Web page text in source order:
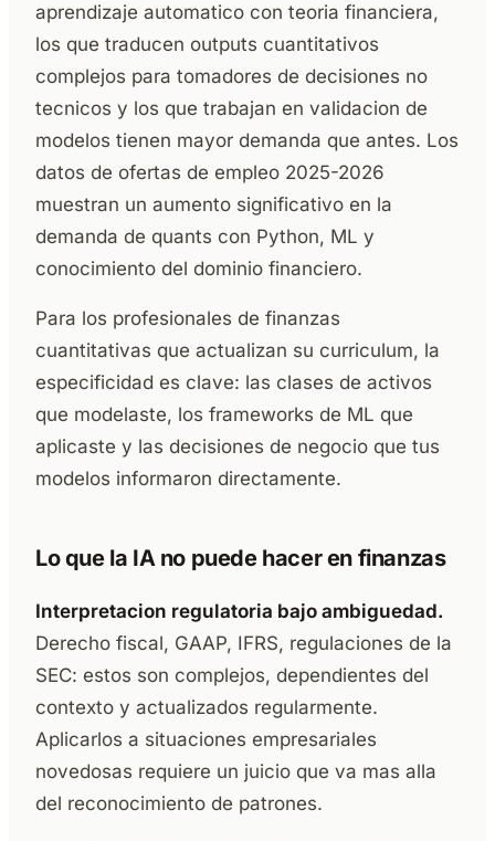
aprendizaje automatico con teoria financiera,
los que traducen outputs cuantitativos
complejos para tomadores de decisiones no
tecnicos y los que trabajan en validacion de
modelos tienen mayor demanda que antes. Los
datos de ofertas de empleo 2025-2026
muestran un aumento significativo en la
demanda de quants con Python, ML y
conocimiento del dominio financiero.
Para los profesionales de finanzas
cuantitativas que actualizan su curriculum, la
especificidad es clave: las clases de activos
que modelaste, los frameworks de ML que
aplicaste y las decisiones de negocio que tus
modelos informaron directamente.
Lo que la IA no puede hacer en finanzas
Interpretacion regulatoria bajo ambiguedad.
Derecho fiscal, GAAP, IFRS, regulaciones de la
SEC: estos son complejos, dependientes del
contexto y actualizados regularmente.
Aplicarlos a situaciones empresariales
novedosas requiere un juicio que va mas alla
del reconocimiento de patrones.